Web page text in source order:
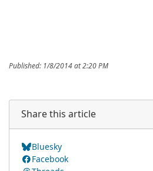
Published: 1/8/2014 at 2:20 PM
Share this article
Bluesky
Facebook